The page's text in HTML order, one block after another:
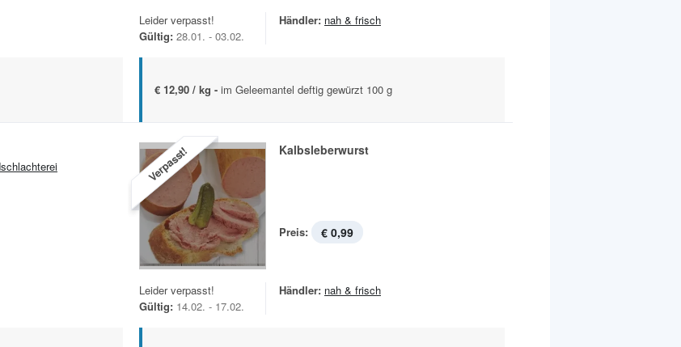
Leider verpasst!
Gültig: 28.01. - 03.02.
Händler: nah & frisch
€ 12,90 / kg - im Geleemantel deftig gewürzt 100 g
Verpasst! Kalbsleberwurst
Preis: € 0,99
Leider verpasst!
Gültig: 14.02. - 17.02.
Händler: nah & frisch